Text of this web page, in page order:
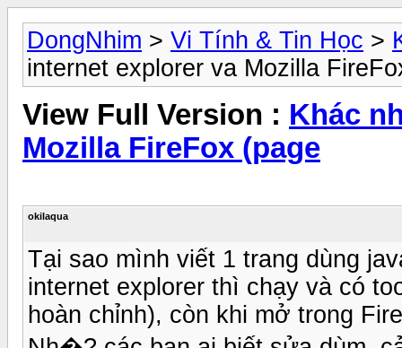
DongNhim > Vi Tính & Tin Học >
internet explorer va Mozilla
View Full Version : Khác
Mozilla FireFox (page
okilaqua
Tại sao mình viết 1 trang dùng
internet explorer thì chạy và có
hoàn chỉnh), còn khi mở trong